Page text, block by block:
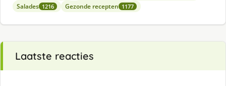
Salades 1216 Gezonde recepten 1177
Laatste reacties